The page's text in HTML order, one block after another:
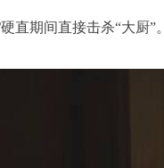
直期间直接击杀“大厨”。